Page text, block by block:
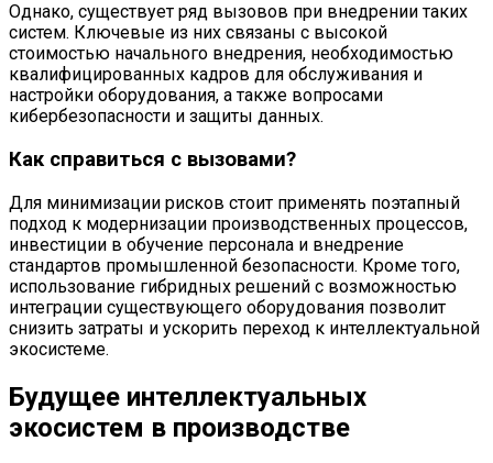
Однако, существует ряд вызовов при внедрении таких
систем. Ключевые из них связаны с высокой
стоимостью начального внедрения, необходимостью
квалифицированных кадров для обслуживания и
настройки оборудования, а также вопросами
кибербезопасности и защиты данных.
Как справиться с вызовами?
Для минимизации рисков стоит применять поэтапный
подход к модернизации производственных процессов,
инвестиции в обучение персонала и внедрение
стандартов промышленной безопасности. Кроме того,
использование гибридных решений с возможностью
интеграции существующего оборудования позволит
снизить затраты и ускорить переход к интеллектуальной
экосистеме.
Будущее интеллектуальных
экосистем в производстве